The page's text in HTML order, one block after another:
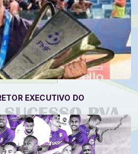
EXECUTIVO DO